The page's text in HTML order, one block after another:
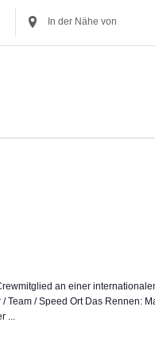
Standort
eingeben.
Suche
an einer
Team / Speed Ort Das Rennen:
...